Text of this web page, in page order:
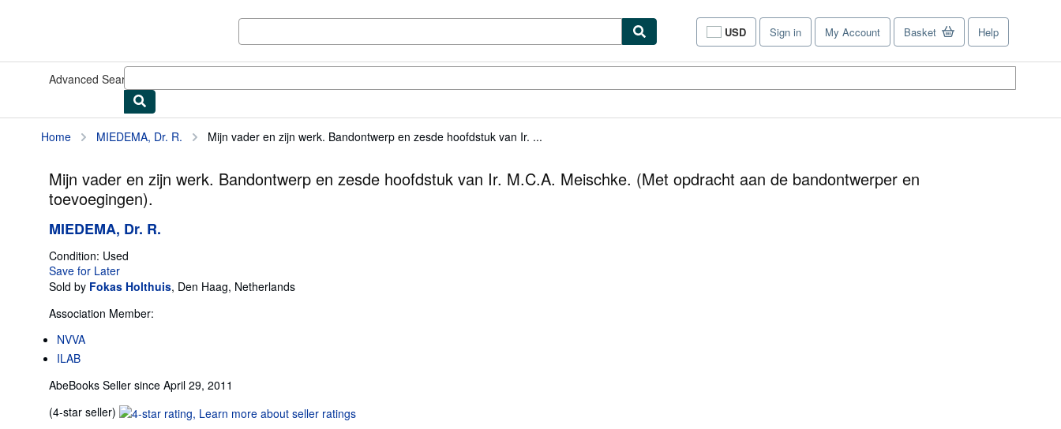
USD
Site
shopping
Sign in My Account Basket Help
Advanced Search
Home MIEDEMA, Dr. R. Mijn vader en zijn werk. Bandontwerp en zesde hoofdstuk van Ir. ...
Mijn vader en zijn werk. Bandontwerp en zesde hoofdstuk van Ir. M.C.A. Meischke. (Met opdracht aan de bandontwerper en
toevoegingen).
MIEDEMA, Dr. R.
Condition: Used
Save for Later
Sold by Fokas Holthuis, Den Haag, Netherlands
Association Member:
NVVA
ILAB
AbeBooks Seller since April 29, 2011
(4-star seller) Seller